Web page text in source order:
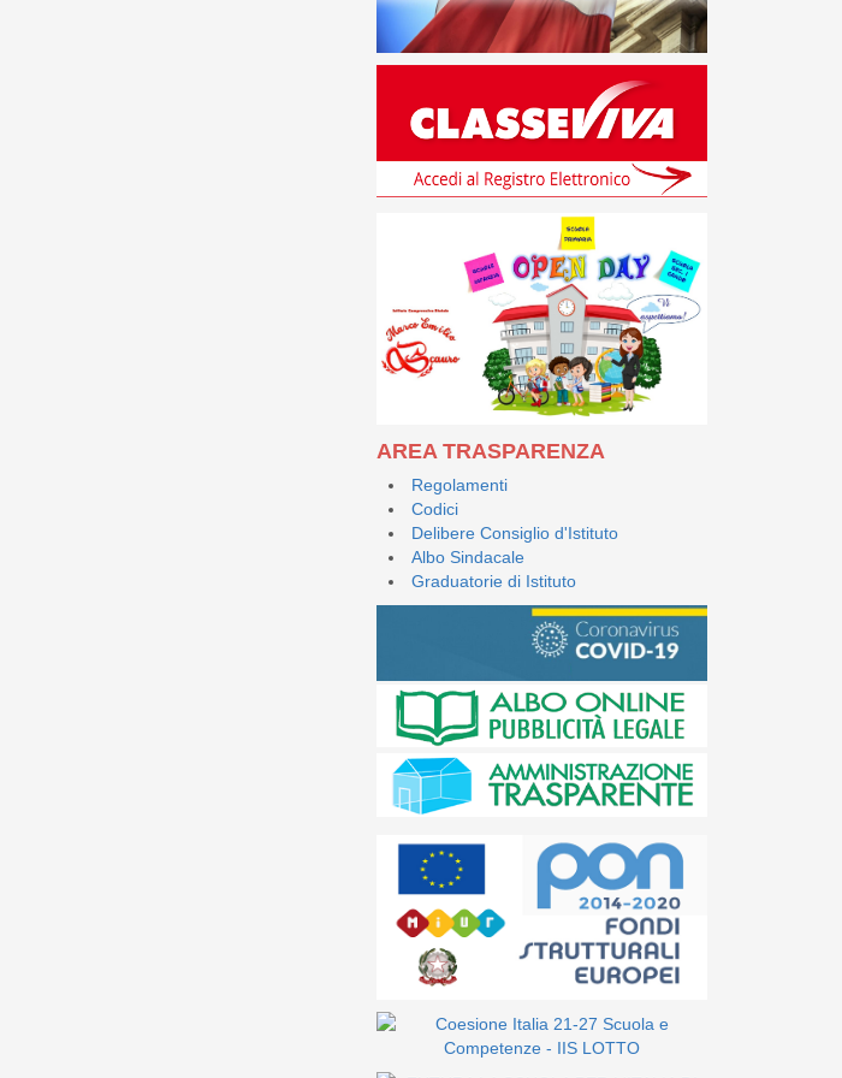
AREA TRASPARENZA
Regolamenti
Codici
Delibere Consiglio d'Istituto
Albo Sindacale
Graduatorie di Istituto